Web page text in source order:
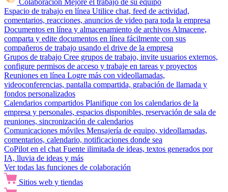
Colaboración Mejore el trabajo de su equipo
Espacio de trabajo en línea Utilice chat, feed de actividad,
comentarios, reacciones, anuncios de video para toda la empresa
Documentos en línea y almacenamiento de archivos Almacene,
comparta y edite documentos en línea fácilmente con sus
compañeros de trabajo usando el drive de la empresa
Grupos de trabajo Cree grupos de trabajo, invite usuarios externos,
configure permisos de acceso y trabaje en tareas y proyectos
Reuniones en línea Logre más con videollamadas,
videoconferencias, pantalla compartida, grabación de llamada y
fondos personalizados
Calendarios compartidos Planifique con los calendarios de la
empresa y personales, espacios disponibles, reservación de sala de
reuniones, sincronización de calendarios
Comunicaciones móviles Mensajería de equipo, videollamadas,
comentarios, calendario, notificaciones donde sea
CoPilot en el chat Fuente ilimitada de ideas, textos generados por
IA, lluvia de ideas y más
Ver todas las funciones de colaboración
Sitios web y tiendas